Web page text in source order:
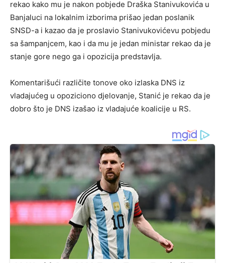
rekao kako mu je nakon pobjede Draška Stanivukovića u
Banjaluci na lokalnim izborima prišao jedan poslanik
SNSD-a i kazao da je proslavio Stanivukovićevu pobjedu
sa šampanjcem, kao i da mu je jedan ministar rekao da je
stanje gore nego ga i opozicija predstavlja.
Komentarišući različite tonove oko izlaska DNS iz
vladajućeg u opoziciono djelovanje, Stanić je rekao da je
dobro što je DNS izašao iz vladajuće koalicije u RS.